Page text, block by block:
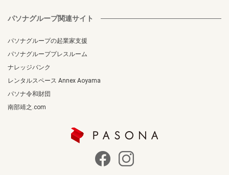
パソナグループ関連サイト
パソナグループの起業家支援
パソナグループプレスルーム
ナレッジバンク
レンタルスペース Annex Aoyama
パソナ令和財団
南部靖之.com